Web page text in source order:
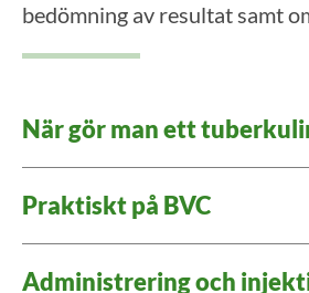
bedömning av resultat samt
När gör man ett
Praktiskt på BVC
Administrering och